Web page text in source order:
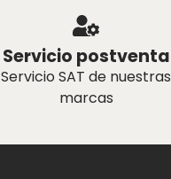
Servicio postventa
Servicio SAT de nuestras
marcas